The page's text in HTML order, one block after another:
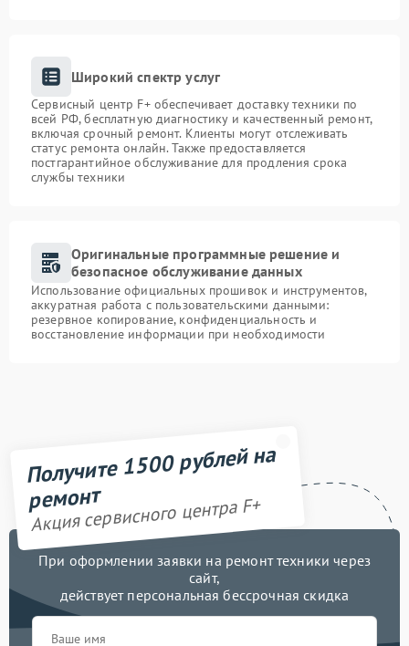
Широкий спектр услуг
Сервисный центр F+ обеспечивает доставку техники по
всей РФ, бесплатную диагностику и качественный ремонт,
включая срочный ремонт. Клиенты могут отслеживать
статус ремонта онлайн. Также предоставляется
постгарантийное обслуживание для продления срока
службы техники
Оригинальные программные решение и
безопасное обслуживание данных
Использование официальных прошивок и инструментов,
аккуратная работа с пользовательскими данными:
резервное копирование, конфиденциальность и
восстановление информации при необходимости
Получите 1500 рублей на
ремонт
Акция сервисного центра F+
При оформлении заявки на ремонт техники через
сайт,
действует персональная бессрочная скидка